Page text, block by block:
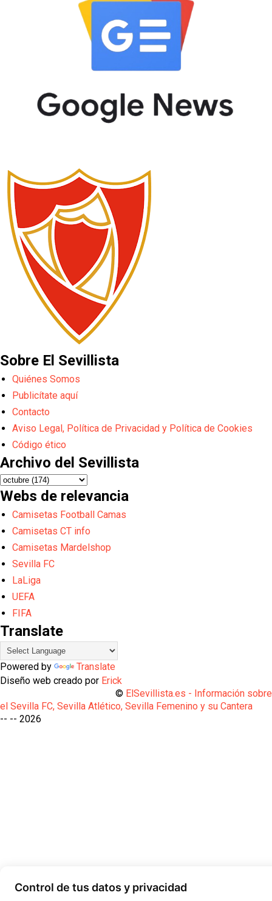
Sobre El Sevillista
Quiénes Somos
Publicítate aquí
Contacto
Aviso Legal, Política de Privacidad y Política de Cookies
Código ético
Archivo del Sevillista
Webs de relevancia
Camisetas Football Camas
Camisetas CT info
Camisetas Mardelshop
Sevilla FC
LaLiga
UEFA
FIFA
Translate
Powered by
Translate
Diseño web creado por Erick
© ElSevillista.es - Información sobre
el Sevilla FC, Sevilla Atlético, Sevilla Femenino y su Cantera
-- --
Control de tus datos y privacidad
2026